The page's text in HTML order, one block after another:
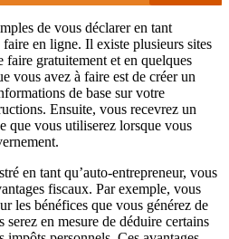
de vous déclarer en tant
faire en ligne. Il existe plusieurs sites
gratuitement et en quelques
vous avez à faire est de créer un
de base sur votre
Ensuite, vous recevrez un
que vous utiliserez lorsque vous
en tant qu’auto-entrepreneur, vous
fiscaux. Par exemple, vous
les bénéfices que vous générez de
en mesure de déduire certains